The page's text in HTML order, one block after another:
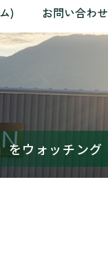
) お問い合わせ
をウォッチング